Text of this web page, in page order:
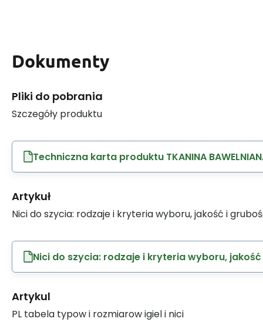
Dokumenty
Pliki do pobrania
Szczegóły produktu
Techniczna karta produktu TKANINA
Artykuł
Nici do szycia: rodzaje i kryteria wyboru, jakość i
Nici do szycia: rodzaje i kryteria wyboru,
Artykul
PL tabela typow i rozmiarow igiel i nici